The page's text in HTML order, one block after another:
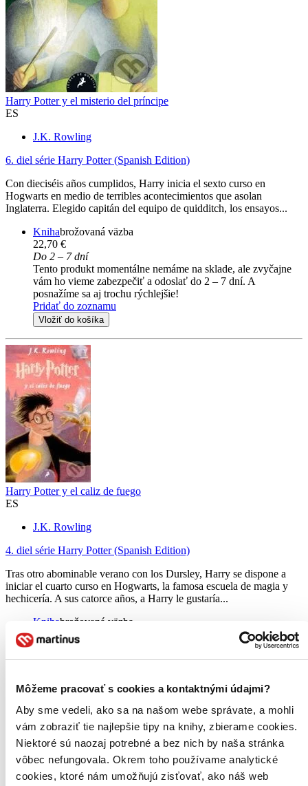
Môžeme pracovať s cookies a kontaktnými údajmi?
Aby sme vedeli, ako sa na našom webe správate, a mohli
vám zobraziť tie najlepšie tipy na knihy, zbierame cookies.
Niektoré sú naozaj potrebné a bez nich by naša stránka
vôbec nefungovala. Okrem toho používame analytické
cookies, ktoré nám umožňujú zisťovať, ako náš web
Harry Potter y el misterio del príncipe
ES
J.K. Rowling
6. diel série Harry Potter (Spanish Edition)
Con dieciséis años cumplidos, Harry inicia el sexto curso en
Hogwarts en medio de terribles acontecimientos que asolan
Inglaterra. Elegido capitán del equipo de quidditch, los ensayos...
Knihabrožovaná väzba
22,70 €
Do 2 – 7 dní
Tento produkt momentálne nemáme na sklade, ale zvyčajne
vám ho vieme zabezpečiť a odoslať do 2 – 7 dní. A
posnažíme sa aj trochu rýchlejšie!
Pridať do zoznamu
Vložiť do košíka
Harry Potter y el caliz de fuego
ES
J.K. Rowling
4. diel série Harry Potter (Spanish Edition)
Tras otro abominable verano con los Dursley, Harry se dispone a
iniciar el cuarto curso en Hogwarts, la famosa escuela de magia y
hechicería. A sus catorce años, a Harry le gustaría...
Knihabrožovaná väzba
22,70 €
Viac ako 30 dní
Tento produkt je na objednávku a jeho dodanie môže trvať aj
objednávku odoslali čo najskôr a o jej ceste vás budeme včas
informovať.
Pridať do zoznamu
Vložiť do košíka